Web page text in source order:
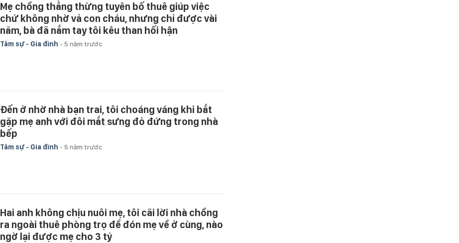
Mẹ chồng thẳng thừng tuyên bố thuê giúp việc
chứ không nhờ vả con cháu, nhưng chỉ được vài
năm, bà đã nắm tay tôi kêu than hối hận
Tâm sự - Gia đình - 5 năm trước
Đến ở nhờ nhà bạn trai, tôi choáng váng khi bắt
gặp mẹ anh với đôi mắt sưng đỏ đứng trong nhà
bếp
Tâm sự - Gia đình - 5 năm trước
Hai anh không chịu nuôi mẹ, tôi cãi lời nhà chồng
ra ngoài thuê phòng trọ để đón mẹ về ở cùng, nào
ngờ lại được mẹ cho 3 tỷ